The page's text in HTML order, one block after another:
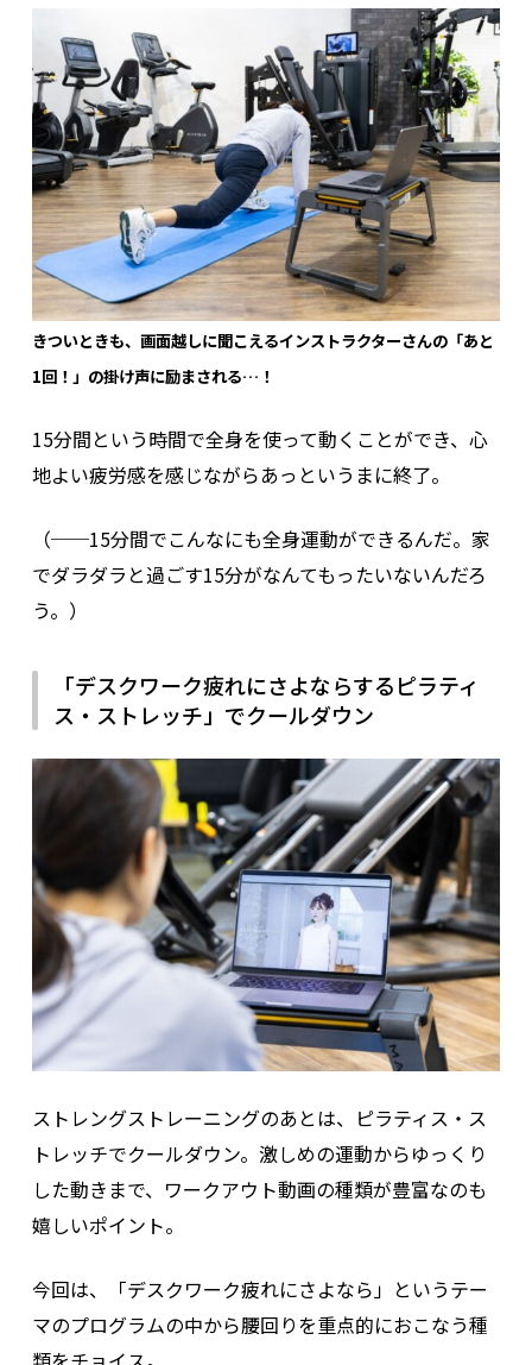
きついときも、画面越しに聞こえるインストラクターさんの「あと
1回！」の掛け声に励まされる…！
15分間という時間で全身を使って動くことができ、心
地よい疲労感を感じながらあっというまに終了。
（──15分間でこんなにも全身運動ができるんだ。家
でダラダラと過ごす15分がなんてもったいないんだろ
う。）
「デスクワーク疲れにさよならするピラティ
ス・ストレッチ」でクールダウン
ストレングストレーニングのあとは、ピラティス・ス
トレッチでクールダウン。激しめの運動からゆっくり
した動きまで、ワークアウト動画の種類が豊富なのも
嬉しいポイント。
今回は、「デスクワーク疲れにさよなら」というテー
マのプログラムの中から腰回りを重点的におこなう種